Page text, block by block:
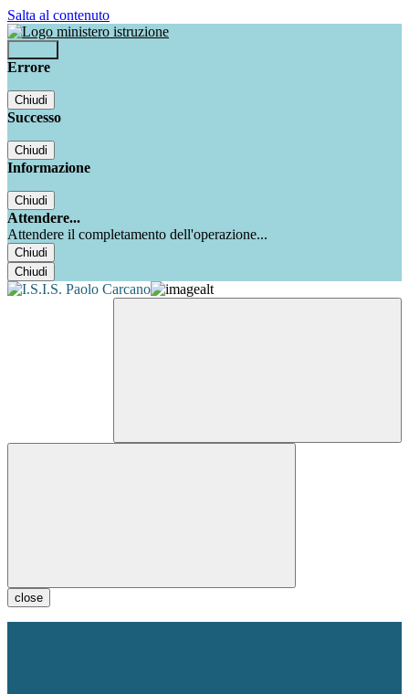
Salta al contenuto
Errore
Chiudi
Successo
Chiudi
Informazione
Chiudi
Attendere...
Attendere il completamento dell'operazione...
Chiudi
Chiudi
close